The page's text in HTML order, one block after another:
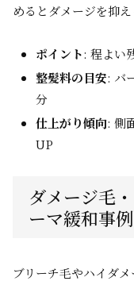
めるとダメージを抑え
ポイント: 程よい
整髪料の目安: バ
分
仕上がり傾向: 側
UP
ダメージ毛
ーマ緩和事
ブリーチ毛やハイダ